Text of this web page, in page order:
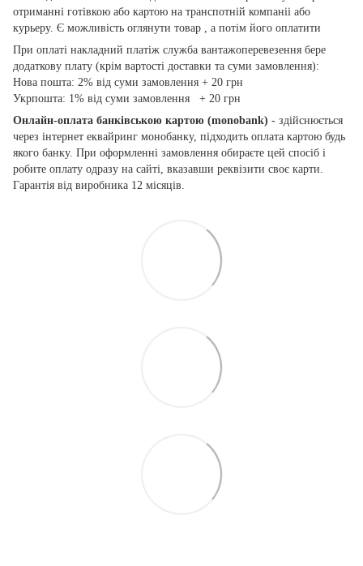
отриманні готівкою або картою на транспотній компаніі або
курьеру. Є можливість оглянути товар , а потім його оплатити
При оплаті накладний платіж служба вантажоперевезення бере
додаткову плату (крім вартості доставки та суми замовлення):
Нова пошта: 2% від суми замовлення + 20 грн
Укрпошта: 1% від суми замовлення + 20 грн
Онлайн-оплата банківською картою (monobank) - здійснюється
через інтернет еквайринг монобанку, підходить оплата картою будь
якого банку. При оформленні замовлення обираєте цей спосіб і
робите оплату одразу на сайті, вказавши реквізити своє карти.
Гарантія від виробника 12 місяців.